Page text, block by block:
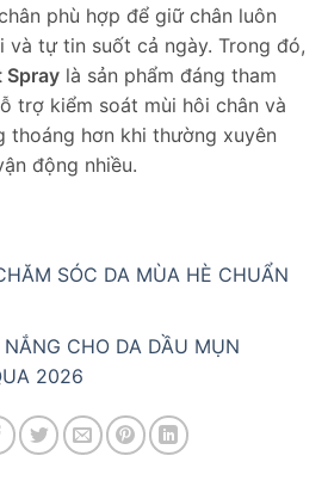
phù hợp để giữ chân luôn
và tự tin suốt cả ngày. Trong đó,
Spray là sản phẩm đáng tham
trợ kiểm soát mùi hôi chân và
thoáng hơn khi thường xuyên
động nhiều.
SÓC DA MÙA HÈ CHUẨN
CHO DA DẦU MỤN
2026